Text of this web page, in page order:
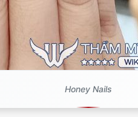
Honey Nails